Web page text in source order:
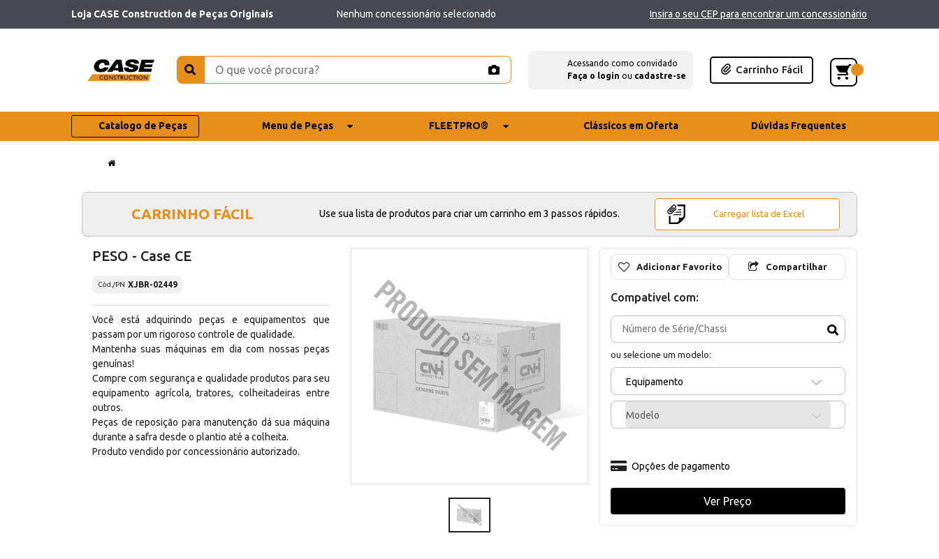
Loja CASE Construction de Peças Originais Nenhum concessionário selecionado Insira o seu CEP para encontrar um concessionário
Acessando como convidado
Faça o login ou cadastre-se
Carrinho Fácil
Catalogo de Peças Menu de Peças FLEETPRO® Clássicos em Oferta Dúvidas Frequentes
CARRINHO FÁCIL Use sua lista de produtos para criar um carrinho em 3 passos rápidos. Carregar lista de Excel
PESO - Case CE
Cód./PN XJBR-02449
Você está adquirindo peças e equipamentos que
passam por um rigoroso controle de qualidade.
Mantenha suas máquinas em dia com nossas peças
genuínas!
Compre com segurança e qualidade produtos para seu
equipamento agrícola, tratores, colheitadeiras entre
outros.
Peças de reposição para manutenção dá sua máquina
durante a safra desde o plantio até a colheita.
Produto vendido por concessionário autorizado.
Adicionar Favorito Compartilhar
Compativel com:
ou selecione um modelo:
Equipamento
Modelo
Opções de pagamento
Ver Preço